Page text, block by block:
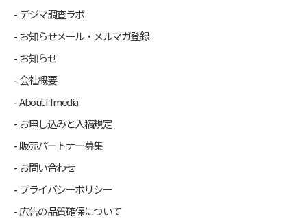
デジマ調査ラボ
お知らせメール・メルマガ登録
お知らせ
会社概要
About ITmedia
お申し込みと入稿規定
販売パートナー募集
お問い合わせ
プライバシーポリシー
広告の品質確保について